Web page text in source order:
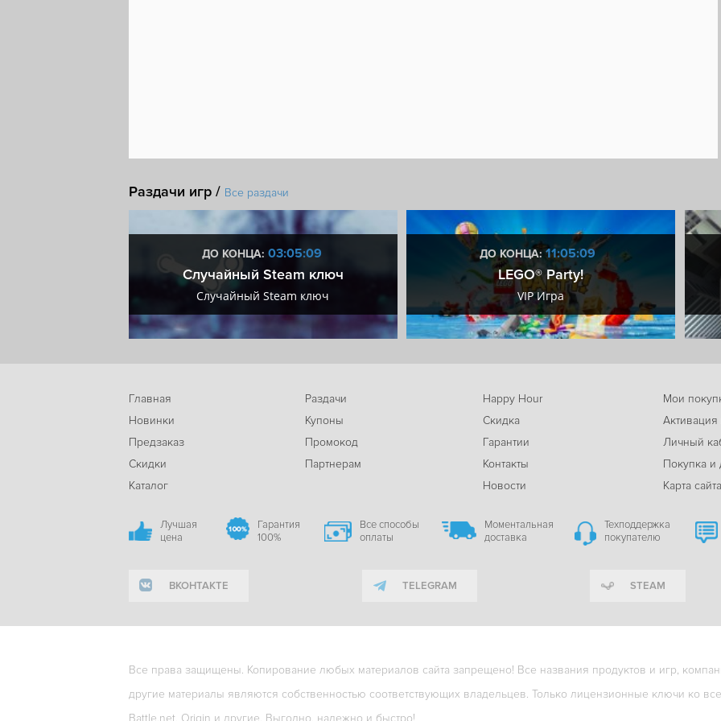
Раздачи игр / Все раздачи
ДО КОНЦА: 03:05:08
Случайный Steam ключ
Случайный Steam ключ
ДО КОНЦА:11:05:08
LEGO® Party!
VIP Игра
Главная
Новинки
Предзаказ
Скидки
Каталог
Раздачи
Купоны
Промокод
Партнерам
Happy Hour
Скидка
Гарантии
Контакты
Новости
Мои
Активация
Личный
Покупка и
Карта сайта
Лучшая
цена
Гарантия
100%
Все способы
оплаты
Моментальная
доставка
Техподдержка
покупателю
ВКОНТАКТЕ TELEGRAM STEAM
Все права защищены. Копирование любых материалов сайта запрещено! Все названия продуктов и игр,
другие материалы являются собственностью соответствующих владельцев. Только лицензионные ключи ко
Battle.net, Origin и другие. Выгодно, надежно и быстро!